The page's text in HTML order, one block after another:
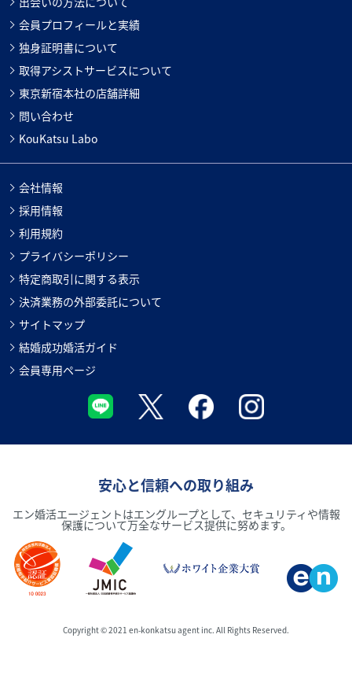
会員プロフィールと実績
独身証明書について
取得アシストサービスについて
東京新宿本社の店舗詳細
問い合わせ
KouKatsu Labo
会社情報
採用情報
利用規約
プライバシーポリシー
特定商取引に関する表示
決済業務の外部委託について
サイトマップ
結婚成功婚活ガイド
会員専用ページ
安心と信頼への取り組み
エン婚活エージェントはエングループとして、セキュリティや情報
保護について万全なサービス提供に努めます。
Copyright © 2021 en-konkatsu agent inc. All Rights Reserved.